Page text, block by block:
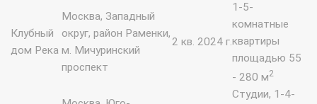
Клубный
дом Река
Москва, Западный
округ, район Раменки,
м. Мичуринский
проспект
2 кв. 2024 г.
1-5-
комнатные
квартиры
площадью 55
- 280 м2
Студии, 1-4-